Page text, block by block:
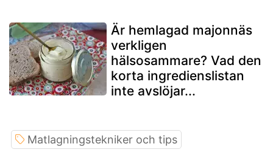
Är hemlagad majonnäs
verkligen
hälsosammare? Vad den
korta ingredienslistan
inte avslöjar...
Matlagningstekniker och tips